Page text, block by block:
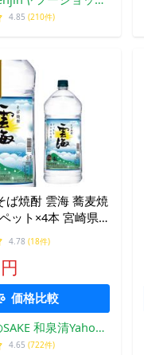
ング店
4.85 (210件)
ば焼酎 雲海 蕎麦焼
ット×4本 宮崎県
販売 ケース 大容
あすつく
4.78 (18件)
価格比較
和泉清Yahoo!
店
4.65 (722件)